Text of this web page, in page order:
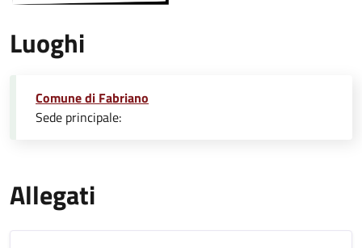
Luoghi
Comune di Fabriano
Sede principale:
Allegati